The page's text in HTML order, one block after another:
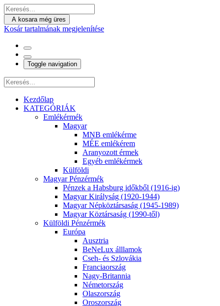
A kosara még üres
Kosár tartalmának megjelenítése
Toggle navigation
Kezdőlap
KATEGÓRIÁK
Emlékérmék
Magyar
MNB emlékérme
MÉE emlékérem
Aranyozott érmek
Egyéb emlékérmek
Külföldi
Magyar Pénzérmék
Pénzek a Habsburg időkből (1916-ig)
Magyar Királyság (1920-1944)
Magyar Népköztársaság (1945-1989)
Magyar Köztársaság (1990-től)
Külföldi Pénzérmék
Európa
Ausztria
BeNeLux álllamok
Cseh- és Szlovákia
Franciaország
Nagy-Britannia
Németország
Olaszország
Oroszország